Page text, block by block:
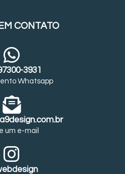
CONTATO
3931
Whatsapp
um e-mail